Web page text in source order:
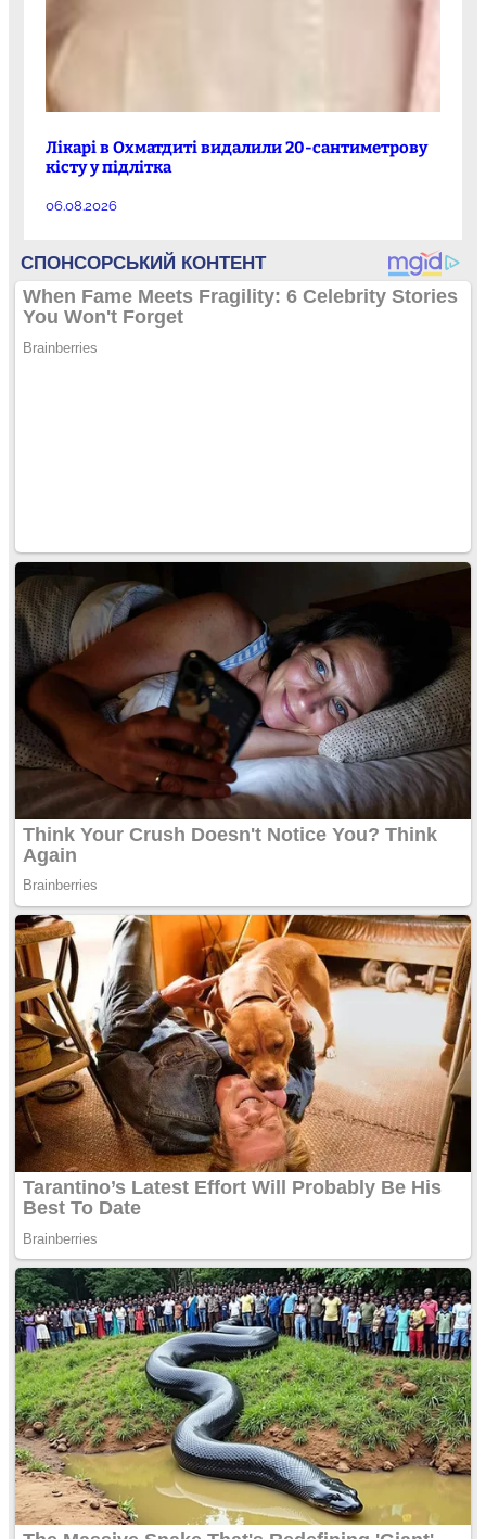
Лікарі в Охматдиті видалили 20-сантиметрову
кісту у підлітка
06.08.2026